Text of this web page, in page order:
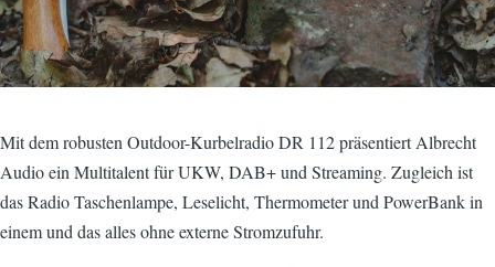
Mit dem robusten Outdoor-Kurbelradio DR 112 präsentiert Albrecht
Audio ein Multitalent für UKW, DAB+ und Streaming. Zugleich ist
das Radio Taschenlampe, Leselicht, Thermometer und PowerBank in
einem und das alles ohne externe Stromzufuhr.